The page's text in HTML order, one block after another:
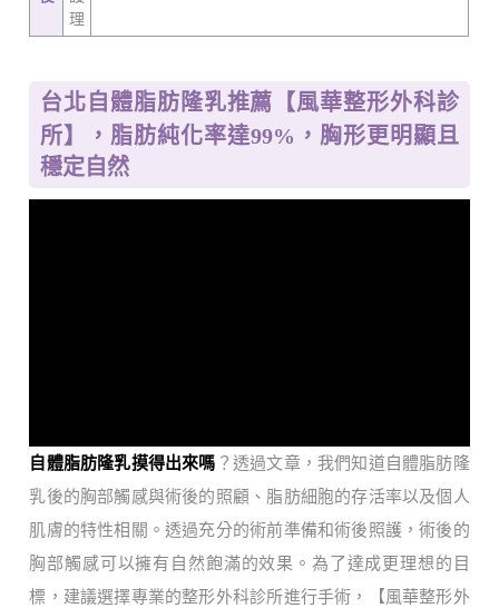
理
台北自體脂肪隆乳推薦【風華整形外科診
所】，脂肪純化率達99%，胸形更明顯且
穩定自然
自體脂肪隆乳摸得出來嗎 ？透過文章，我們知道自體脂肪隆
乳後的胸部觸感與術後的照顧、脂肪細胞的存活率以及個人
肌膚的特性相關。透過充分的術前準備和術後照護，術後的
胸部觸感可以擁有自然飽滿的效果。為了達成更理想的目
標，建議選擇專業的整形外科診所進行手術，【風華整形外